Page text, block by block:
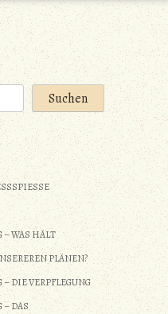
Suchen
S
– WAS HÄLT
PLÄNEN?
DIE VERPFLEGUNG
– DAS